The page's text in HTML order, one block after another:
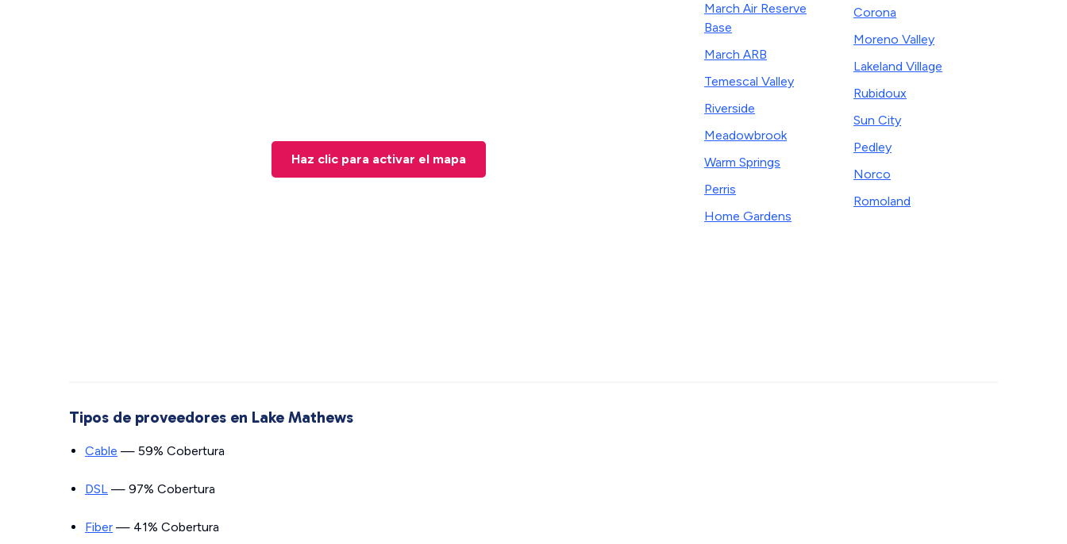
Haz clic para activar el mapa
March Air Reserve
Base
March ARB
Temescal Valley
Riverside
Meadowbrook
Warm Springs
Perris
Home Gardens
Corona
Moreno Valley
Lakeland Village
Rubidoux
Sun City
Pedley
Norco
Romoland
Tipos de proveedores en Lake Mathews
Cable — 59% Cobertura
DSL — 97% Cobertura
Fiber — 41% Cobertura